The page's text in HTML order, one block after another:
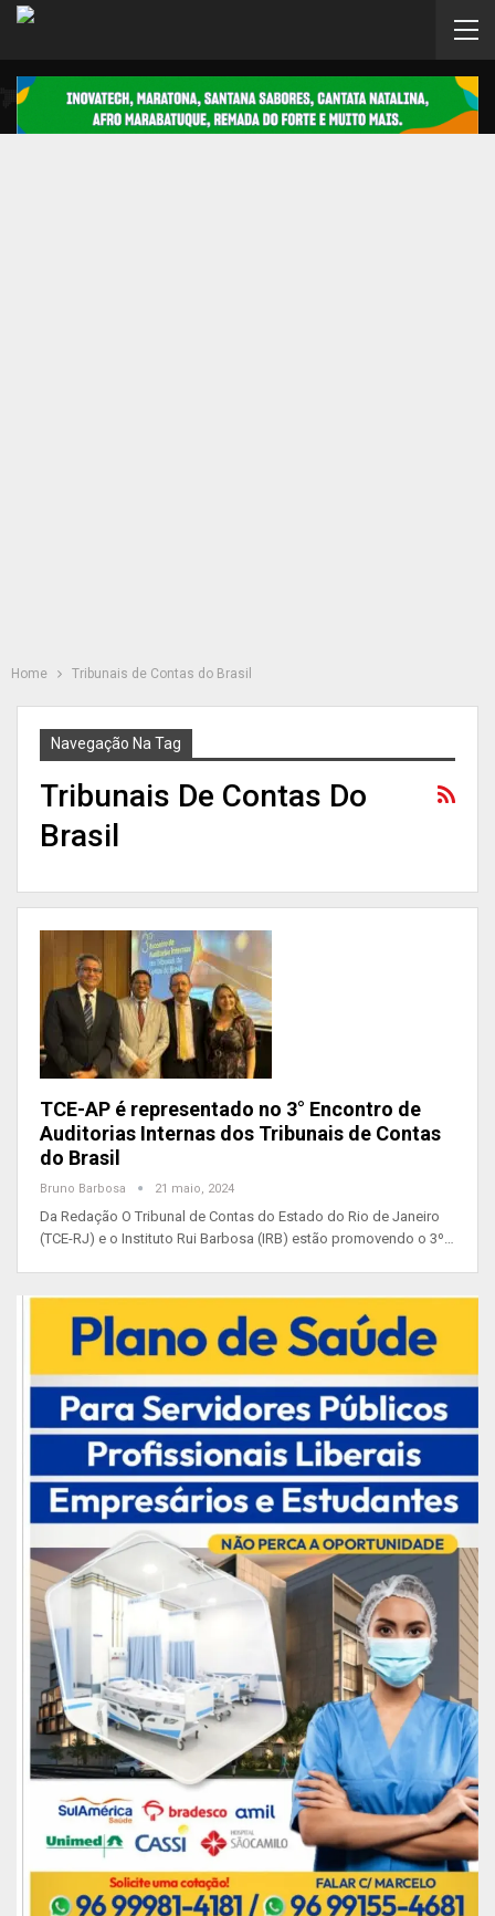
Home Tribunais de Contas do Brasil
Navegação Na Tag
Tribunais De Contas Do
Brasil
TCE-AP é representado no 3° Encontro de
Auditorias Internas dos Tribunais de Contas
do Brasil
Bruno Barbosa 21 maio, 2024
Da Redação O Tribunal de Contas do Estado do Rio de Janeiro
(TCE-RJ) e o Instituto Rui Barbosa (IRB) estão promovendo o 3º…